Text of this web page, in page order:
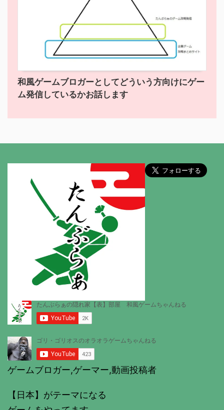
和風ゲームブロガーとしてどういう方向けにゲー
ム発信しているかお話します
ゲームブロガー,ゲーマー,動画投稿者
【日本】がテーマになる